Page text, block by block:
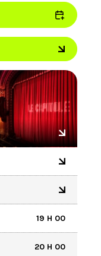
de
recherche
Les
tactiles
se
servir
de
gestes
tels
que
toucher
et
glisser.
19 H 00
20 H 00